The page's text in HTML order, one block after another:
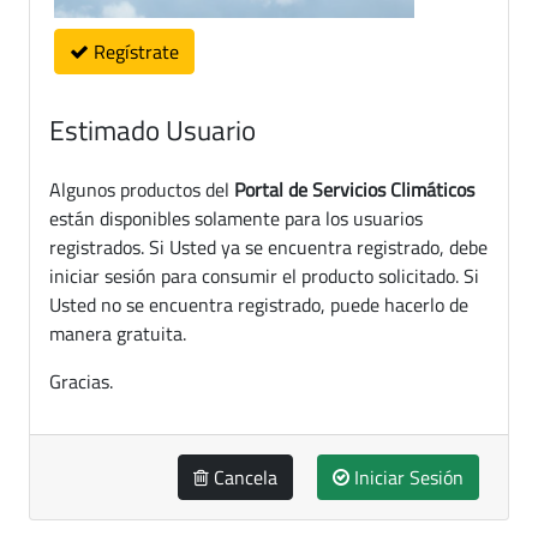
Regístrate
Estimado Usuario
Algunos productos del Portal de Servicios Climáticos
están disponibles solamente para los usuarios
registrados. Si Usted ya se encuentra registrado, debe
iniciar sesión para consumir el producto solicitado. Si
Usted no se encuentra registrado, puede hacerlo de
manera gratuita.
Gracias.
Cancela Iniciar Sesión